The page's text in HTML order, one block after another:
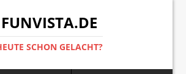
FUNVISTA.DE
SCHON GELACHT?